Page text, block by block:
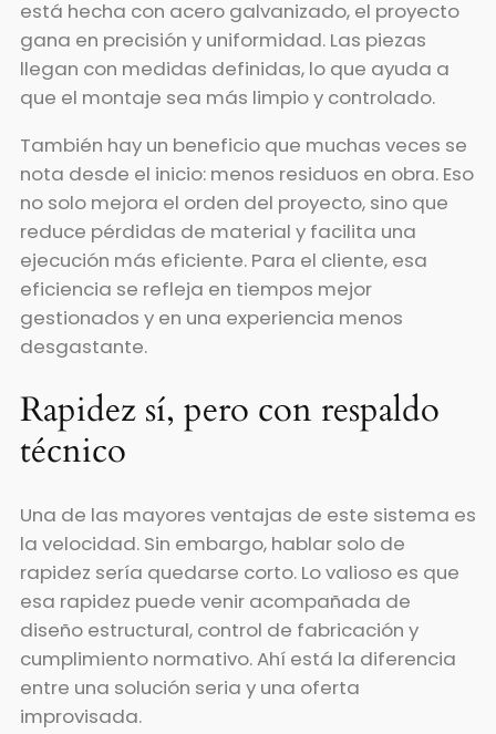
está hecha con acero galvanizado, el proyecto
gana en precisión y uniformidad. Las piezas
llegan con medidas definidas, lo que ayuda a
que el montaje sea más limpio y controlado.
También hay un beneficio que muchas veces se
nota desde el inicio: menos residuos en obra. Eso
no solo mejora el orden del proyecto, sino que
reduce pérdidas de material y facilita una
ejecución más eficiente. Para el cliente, esa
eficiencia se refleja en tiempos mejor
gestionados y en una experiencia menos
desgastante.
Rapidez sí, pero con respaldo
técnico
Una de las mayores ventajas de este sistema es
la velocidad. Sin embargo, hablar solo de
rapidez sería quedarse corto. Lo valioso es que
esa rapidez puede venir acompañada de
diseño estructural, control de fabricación y
cumplimiento normativo. Ahí está la diferencia
entre una solución seria y una oferta
improvisada.